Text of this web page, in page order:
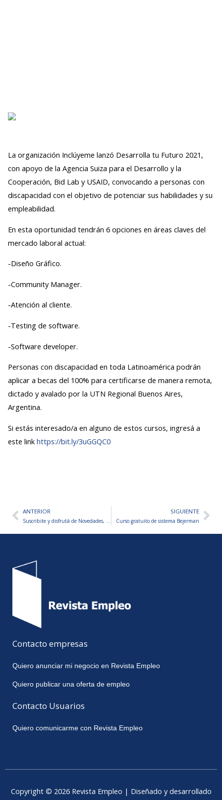
La organización Inclúyeme lanzó Desarrolla tu Futuro 2021,
con apoyo de la Agencia Suiza para el Desarrollo y la
Cooperación, Bid Lab y USAID, convocando a personas con
discapacidad con el objetivo de potenciar sus habilidades y su
empleabilidad.
En esta oportunidad tendrán 6 opciones en áreas claves del
mercado laboral actual:
-Diseño Gráfico.
-Community Manager.
-Atención al cliente.
-Testing de software.
-Software developer.
Personas con discapacidad en toda Latinoamérica podrán
aplicar a becas del 100% para certificarse de manera remota,
dictado y avalado por la UTN Regional Buenos Aires,
Argentina.
Si estás interesado/a en alguno de estos cursos, ingresá a
este link https://bit.ly/3uGGQC0
AntANTERIOR
Suscribite y disfrutá de Novedades, Promociones y Beneficios Especiales para tu empresa.
SIGUIENTE
Curso gratuito de sistema Bejerman
Contacto empresas
Quiero anunciar mi negocio en Revista Empleo
Quiero publicar una oferta de empleo
Contacto Usuarios
Quiero comunicarme con Revista Empleo
Copyright © 2026 Revista Empleo | Diseñado y desarrollado